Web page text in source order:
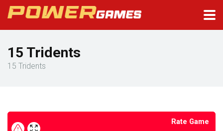
15 Tridents
15 Tridents
Rate Game